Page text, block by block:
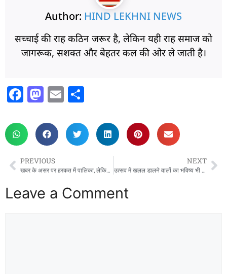
Author: HIND LEKHNI NEWS
सच्चाई की राह कठिन जरूर है, लेकिन यही राह समाज को
जागरूक, सशक्त और बेहतर कल की ओर ले जाती है।
F
c
e
b
o
o
M
st
o
d
o
n
E
ai
l
ar
e
PREVIOUS
खबर के असर पर हरकत में पालिका, लेकिन कूड़े में आग लगाकर बढ़ा दिया खतरा!
NEXT
उत्सव में खलल डालने वालों का भविष्य भी होगा स्वाहा–योगी आदित्य नाथ
Leave a Comment